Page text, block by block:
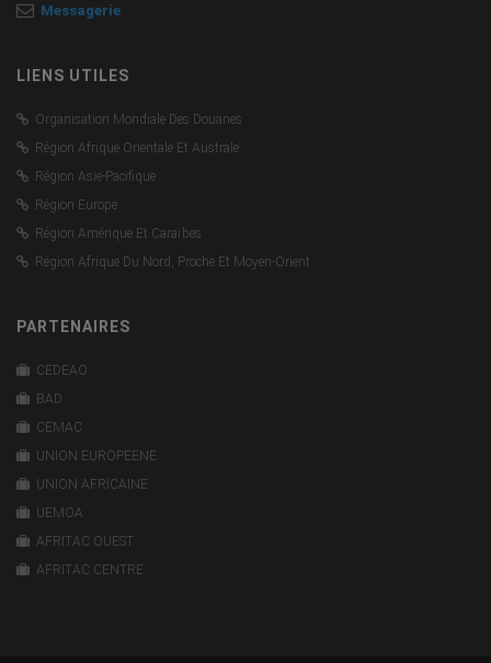
Messagerie
LIENS UTILES
Organisation Mondiale Des Douanes
Région Afrique Orientale Et Australe
Région Asie-Pacifique
Région Europe
Région Amérique Et Caraïbes
Région Afrique Du Nord, Proche Et Moyen-Orient
PARTENAIRES
CEDEAO
BAD
CEMAC
UNION EUROPEENE
UNION AFRICAINE
UEMOA
AFRITAC OUEST
AFRITAC CENTRE